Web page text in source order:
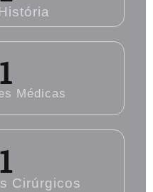
Médicas
1
Cirúrgicos​
1